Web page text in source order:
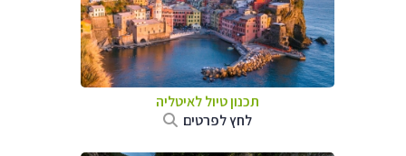
תכנון טיול לאיטליה
לחץ לפרטים